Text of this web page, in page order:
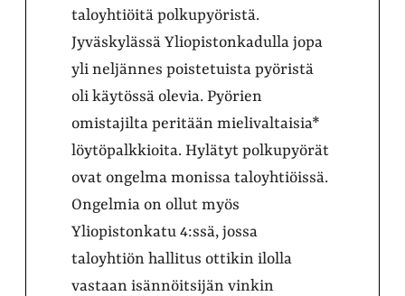
taloyhtiöitä polkupyöristä.
Jyväskylässä Yliopistonkadulla jopa
yli neljännes poistetuista pyöristä
oli käytössä olevia. Pyörien
omistajilta peritään mielivaltaisia*
löytöpalkkioita. Hylätyt polkupyörät
ovat ongelma monissa taloyhtiöissä.
Ongelmia on ollut myös
Yliopistonkatu 4:ssä, jossa
taloyhtiön hallitus ottikin ilolla
vastaan isännöitsijän vinkin